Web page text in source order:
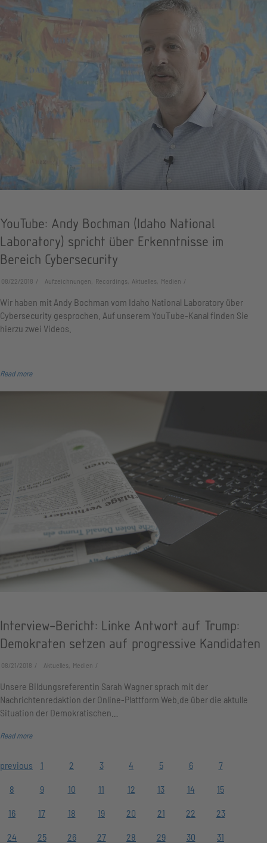
YouTube: Andy Bochman (Idaho National
Laboratory) spricht über Erkenntnisse im
Bereich Cybersecurity
08/22/2018 Aufzeichnungen, Recordings, Aktuelles, Medien
Wir haben mit Andy Bochman vom Idaho National Laboratory über
Cybersecurity gesprochen. Auf unserem YouTube-Kanal finden Sie
hierzu zwei Videos.
Read more
Interview-Bericht: Linke Antwort auf Trump:
Demokraten setzen auf progressive Kandidaten
08/21/2018 Aktuelles, Medien
Unsere Bildungsreferentin Sarah Wagner sprach mit der
Nachrichtenredaktion der Online-Plattform Web.de über die aktulle
Situation der Demokratischen…
Read more
previous 1 2 3 4 5 6 7
8 9 10 11 12 13 14 15
16 17 18 19 20 21 22 23
24 25 26 27 28 29 30 31